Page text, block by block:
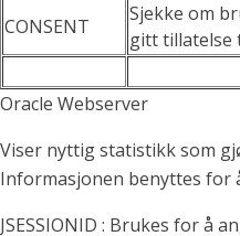
CONSENT
Sjekke om
gitt tillatelse
Oracle Webserver
Viser nyttig statistikk som
Informasjonen benyttes for
JSESSIONID : Brukes for å